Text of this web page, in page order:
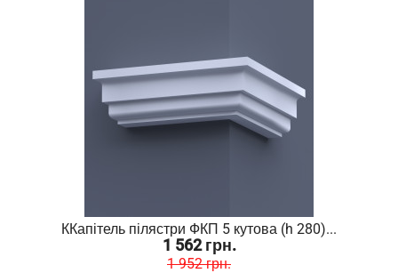
ККапітель пілястри ФКП 5 кутова (h 280)...
1 562 грн.
1 952 грн.